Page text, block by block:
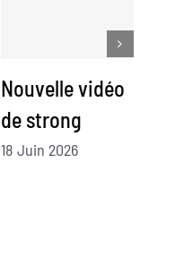
Nouvelle vidéo
de strong
18 Juin 2026